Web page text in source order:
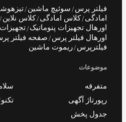
پرس سوئیچ ماشین تیزهوشان
کلاس امادگی
کلاس نلاین
تجهیزات پنوماتیک تجهیزات
فیلتر پرس
صفحه فیلتر پرس
ریموت ماشین
سلامت
آگهی
تکنولوژی
پخش